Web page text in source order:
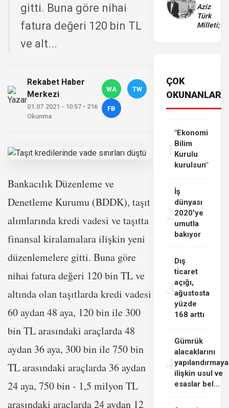
gitti. Buna göre nihai
fatura değeri 120 bin TL
ve alt...
Rekabet Haber
Merkezi
01.07.2021 - 10:57 • 216
Okunma
WA TW
FB
Bankacılık Düzenleme ve
Denetleme Kurumu (BDDK), taşıt
alımlarında kredi vadesi ve taşıtta
finansal kiralamalara ilişkin yeni
düzenlemelere gitti. Buna göre
nihai fatura değeri 120 bin TL ve
altında olan taşıtlarda kredi vadesi
60 aydan 48 aya, 120 bin ile 300
bin TL arasındaki araçlarda 48
aydan 36 aya, 300 bin ile 750 bin
TL arasındaki araçlarda 36 aydan
24 aya, 750 bin - 1,5 milyon TL
arasındaki araçlarda 24 aydan 12
Aziz
Türk
Milleti;
ÇOK
OKUNANLAR
"Ekonomi
Bilim
Kurulu
kurulsun"
İş
dünyası
2020'ye
umutla
bakıyor
3
Dış
ticaret
açığı,
ağustosta
yüzde
168 arttı
4
Gümrük
alacaklarını
yapılandırmaya
ilişkin usul ve
esaslar bel...